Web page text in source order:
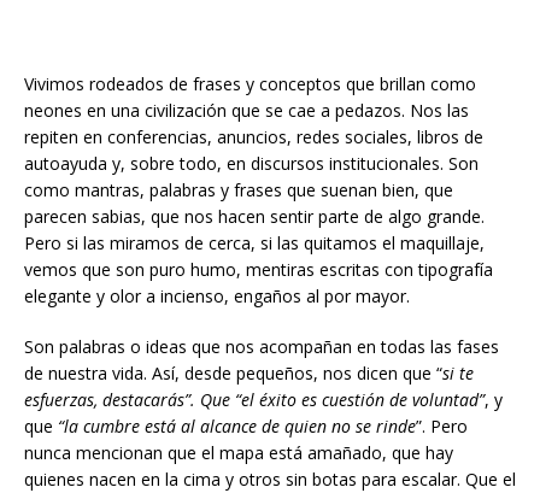
Vivimos rodeados de frases y conceptos que brillan como
neones en una civilización que se cae a pedazos. Nos las
repiten en conferencias, anuncios, redes sociales, libros de
autoayuda y, sobre todo, en discursos institucionales. Son
como mantras, palabras y frases que suenan bien, que
parecen sabias, que nos hacen sentir parte de algo grande.
Pero si las miramos de cerca, si las quitamos el maquillaje,
vemos que son puro humo, mentiras escritas con tipografía
elegante y olor a incienso, engaños al por mayor.
Son palabras o ideas que nos acompañan en todas las fases
de nuestra vida. Así, desde pequeños, nos dicen que “si te
esfuerzas, destacarás”. Que “el éxito es cuestión de voluntad”, y
que “la cumbre está al alcance de quien no se rinde”. Pero
nunca mencionan que el mapa está amañado, que hay
quienes nacen en la cima y otros sin botas para escalar. Que el